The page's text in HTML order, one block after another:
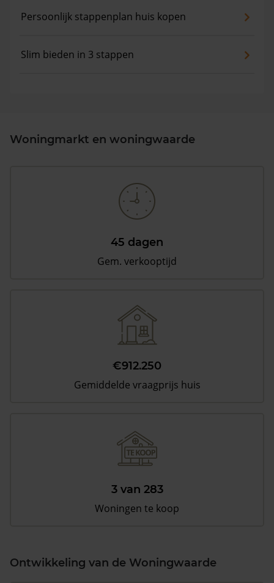
Persoonlijk stappenplan huis kopen
Slim bieden in 3 stappen
Woningmarkt en woningwaarde
45 dagen
Gem. verkooptijd
€912.250
Gemiddelde vraagprijs huis
3 van 283
Woningen te koop
Ontwikkeling van de Woningwaarde